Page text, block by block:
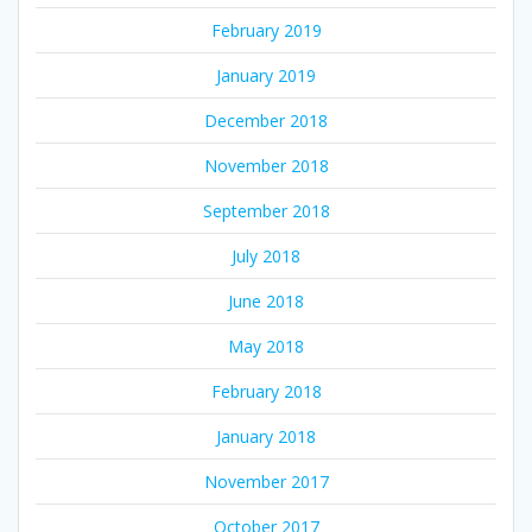
February 2019
January 2019
December 2018
November 2018
September 2018
July 2018
June 2018
May 2018
February 2018
January 2018
November 2017
October 2017